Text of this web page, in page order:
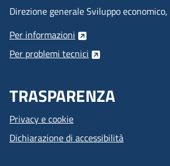
Direzione generale Sviluppo
Per informazioni
Per problemi tecnici
TRASPARENZA
Privacy e cookie
Dichiarazione di accessibilità